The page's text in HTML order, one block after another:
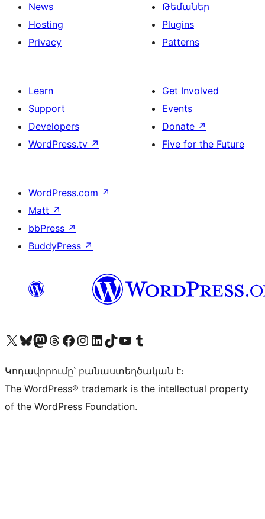
News
Hosting
Privacy
Թեմաներ
Plugins
Patterns
Learn
Support
Developers
WordPress.tv ↗
Get Involved
Events
Donate ↗
Five for the Future
WordPress.com ↗
Matt ↗
bbPress ↗
BuddyPress ↗
Visit our X (formerly Twitter) account
Visit our Bluesky account
Visit our Mastodon account
Visit our Threads account
Visit our Facebook page
Visit our Instagram account
Visit our LinkedIn account
Visit our TikTok account
Visit our YouTube channel
Visit our Tumblr account
Կոդավորումը՝ բանաստեղծական է։
The WordPress® trademark is the intellectual property
of the WordPress Foundation.